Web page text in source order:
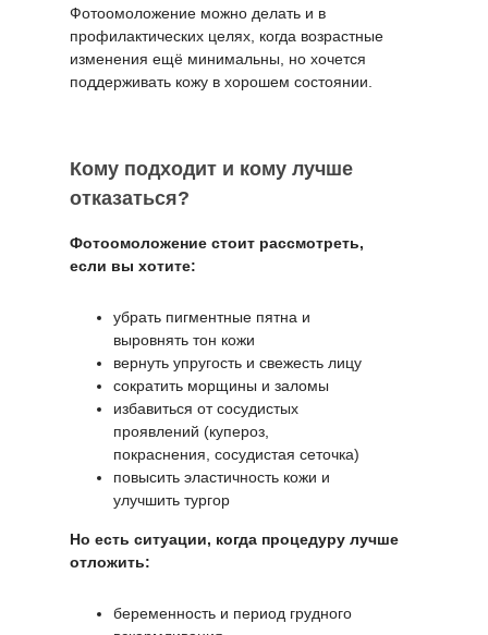
Фотоомоложение можно делать и в
профилактических целях, когда возрастные
изменения ещё минимальны, но хочется
поддерживать кожу в хорошем состоянии.
Кому подходит и кому лучше
отказаться?
Фотоомоложение стоит рассмотреть,
если вы хотите:
убрать пигментные пятна и
выровнять тон кожи
вернуть упругость и свежесть лицу
сократить морщины и заломы
избавиться от сосудистых
проявлений (купероз,
покраснения, сосудистая сеточка)
повысить эластичность кожи и
улучшить тургор
Но есть ситуации, когда процедуру лучше
отложить:
беременность и период грудного